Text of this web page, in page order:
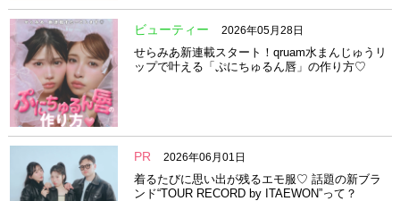
ビューティー 2026年05月28日
せらみあ新連載スタート！qruam水まんじゅうリ
ップで叶える「ぷにちゅるん唇」の作り方♡
PR 2026年06月01日
着るたびに思い出が残るエモ服♡ 話題の新ブラ
ンド“TOUR RECORD by ITAEWON”って？